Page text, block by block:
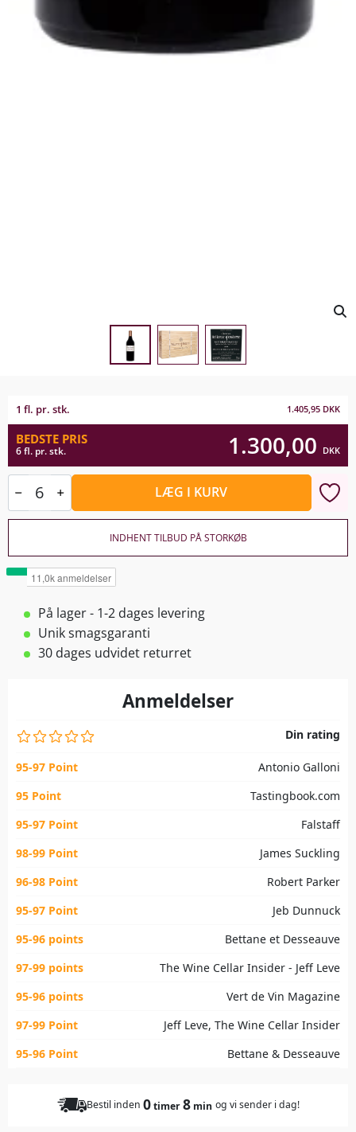
1 fl. pr. stk. 1.405,95 DKK
BEDSTE PRIS
6 fl. pr. stk. 1.300,00 DKK
LÆG I KURV
INDHENT TILBUD PÅ STORKØB
På lager - 1-2 dages levering
Unik smagsgaranti
30 dages udvidet returret
Anmeldelser
Din rating
95-97 Point
Antonio Galloni
95 Point
Tastingbook.com
95-97 Point
Falstaff
98-99 Point
James Suckling
96-98 Point
Robert Parker
95-97 Point
Jeb Dunnuck
95-96 points
Bettane et Desseauve
97-99 points
The Wine Cellar Insider - Jeff Leve
95-96 points
Vert de Vin Magazine
97-99 Point
Jeff Leve, The Wine Cellar Insider
95-96 Point
Bettane & Desseauve
Bestil inden 0timer8 min og vi sender i dag!